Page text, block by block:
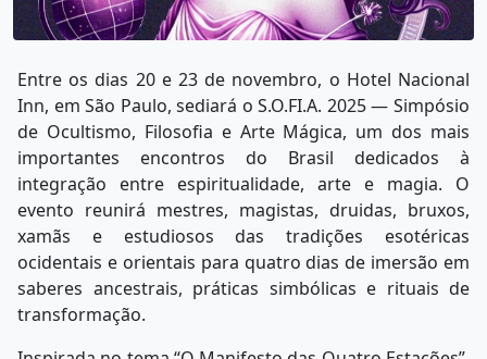
Entre os dias 20 e 23 de novembro, o Hotel Nacional
Inn, em São Paulo, sediará o S.O.FI.A. 2025 — Simpósio
de Ocultismo, Filosofia e Arte Mágica, um dos mais
importantes encontros do Brasil dedicados à
integração entre espiritualidade, arte e magia. O
evento reunirá mestres, magistas, druidas, bruxos,
xamãs e estudiosos das tradições esotéricas
ocidentais e orientais para quatro dias de imersão em
saberes ancestrais, práticas simbólicas e rituais de
transformação.